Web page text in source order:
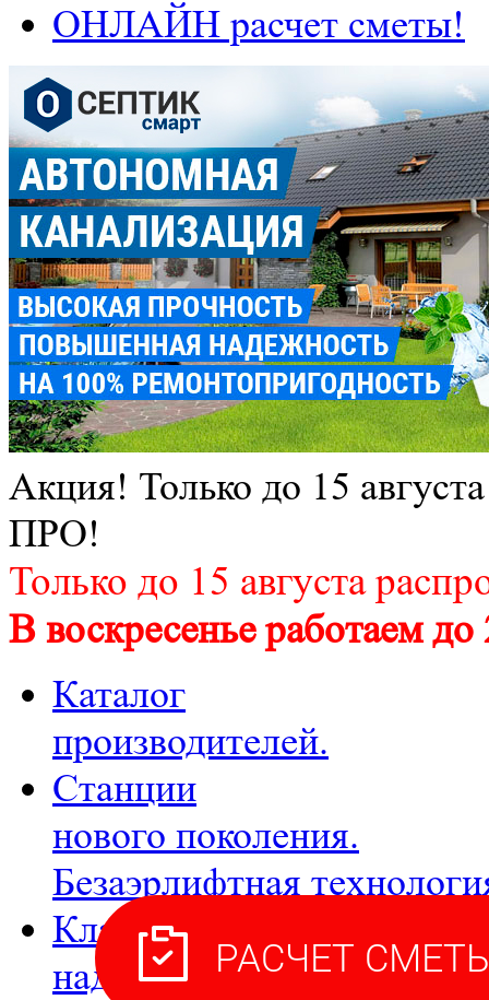
ОНЛАЙН расчет сметы!
Акция! Только до 15
ПРО!
Только до 15 августа
В воскресенье работаем
Каталог
производителей.
Станции
нового поколения.
Безаэрлифтная
Классические,
надежные септики.